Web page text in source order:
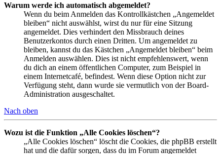
Warum werde ich automatisch abgemeldet?
Wenn du beim Anmelden das Kontrollkästchen „Angemeldet
bleiben“ nicht auswählst, wirst du nur für eine Sitzung
angemeldet. Dies verhindert den Missbrauch deines
Benutzerkontos durch einen Dritten. Um angemeldet zu
bleiben, kannst du das Kästchen „Angemeldet bleiben“ beim
Anmelden auswählen. Dies ist nicht empfehlenswert, wenn
du dich an einem öffentlichen Computer, zum Beispiel in
einem Internetcafé, befindest. Wenn diese Option nicht zur
Verfügung steht, dann wurde sie vermutlich von der Board-
Administration ausgeschaltet.
Nach oben
Wozu ist die Funktion „Alle Cookies löschen“?
„Alle Cookies löschen“ löscht die Cookies, die phpBB erstellt
hat und die dafür sorgen, dass du im Forum angemeldet